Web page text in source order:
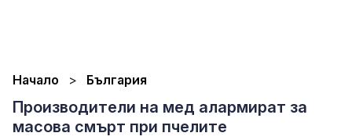
Начало България
Производители на мед алармират за
масова смърт при пчелите